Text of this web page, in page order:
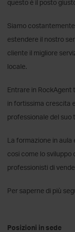
questo è il posto
Siamo
estendere il nostro
cliente il migliore
locale.
Entrare in RockAgent
in fortissima crescita
professionale del suo
La formazione in
cosi come lo sviluppo
professionisti di
Per saperne di più
Posizioni in sede